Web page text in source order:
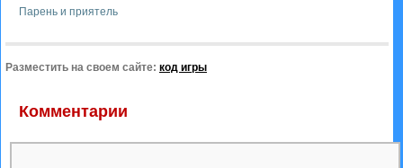
Парень и приятель
Разместить на своем сайте: код игры
Комментарии